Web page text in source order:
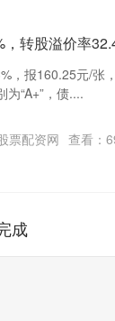
转股溢价率
，报160.25元/张
“A+”，债....
票配资网 查看：
成